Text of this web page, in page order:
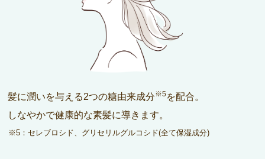
髪に潤いを与える2つの糖由来成分※5を配合。
しなやかで健康的な素髪に導きます。
※5：セレブロシド、グリセリルグルコシド(全て保湿成分)